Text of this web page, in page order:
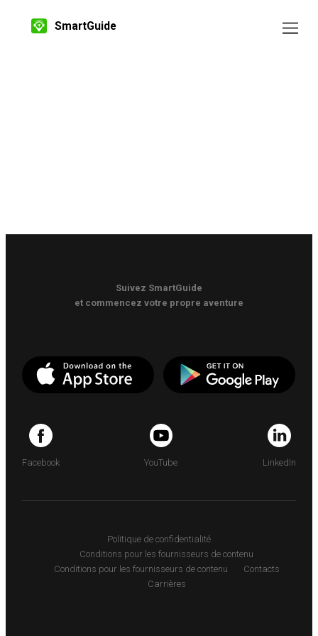
SmartGuide
Suivez SmartGuide
et commencez votre propre aventure
Facebook YouTube LinkedIn
Politique de confidentialité
Conditions pour les fournisseurs de contenu
Conditions pour les fournisseurs de contenu
Contacts
Carrières